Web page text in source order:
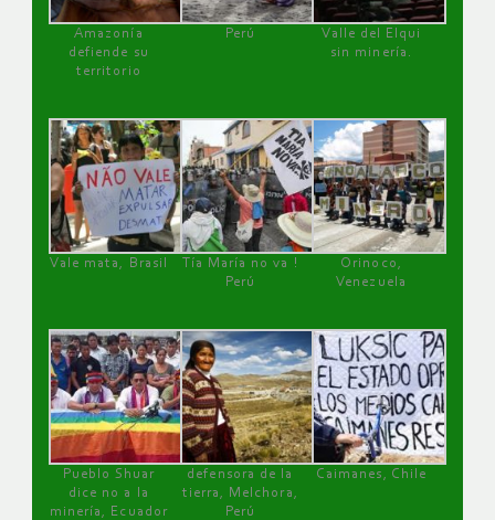
Amazonía
defiende su
territorio
Perú
Valle del Elqui
sin minería.
Vale mata, Brasil
Tía María no va !
Perú
Orinoco,
Venezuela
Pueblo Shuar
dice no a la
minería, Ecuador
defensora de la
tierra, Melchora,
Perú
Caimanes, Chile